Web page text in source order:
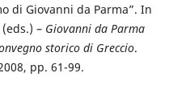
di Giovanni da Parma”. In
– Giovanni da Parma
storico di Greccio.
pp. 61-99.